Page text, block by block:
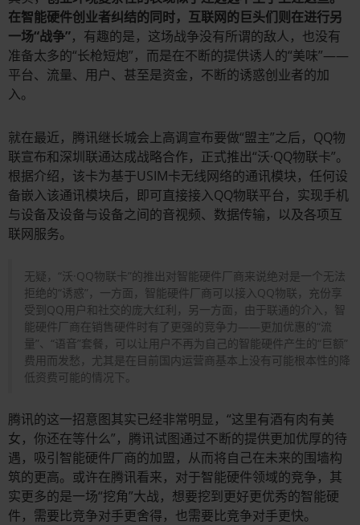
在智能硬件创业者纠结的同时，互联网的巨头们则在进行另
一场“战争”，有趣的是，这场战争没有所谓的敌人，也没有
准备太多的“长枪短炮”，而是在不断的提供诱人的“美味”——
平台、流量、用户、甚至是资金，不断的诱惑创业者的加
入。
就在最近，腾讯继长城会上高调宣布要做“盟主”之后，QQ物
联宣布和深圳联通达成战略合作，正式推出“沃·QQ物联卡”。
根据介绍，该卡为基于USIM卡无线网络的通讯模块，任何设
备嵌入该通讯模块后，即可直接接入QQ物联平台，实现手机
与设备及设备与设备之间的音视频、数据传输，以及各项互
联网服务。
无疑，“沃·QQ物联卡”的推出对智能硬件厂商来说绝对是一个无法
拒绝的“诱惑”，一方面，智能硬件厂商可以接入QQ物联，充份享
受到QQ用户和社交的庞大红利，另一方面，由于联通的介入，智
能硬件厂商在销售硬件时有了更强的竞争力——更加优惠的“流
量”、“语音”套餐，可以让用户不再为自己的智能硬件产生的“巨额”
费用而发愁，尤其是在目前国内运营商基本上没有可能根本性的降
低资费可能的情况下。
腾讯的这一招意图其实已经非常明显，“这里有酒有肉有美
女，你还在等什么”，腾讯试图通过不断的提供更加优厚的待
遇，吸引智能硬件厂商的加盟，从而将自己在未来的围墙构
筑的更高。或许在腾讯看来，对于智能硬件领域的竞争，其
实更多的是一场“挖角”大战，想要挖到更好更优秀的智能硬
件，需要比竞争对手更舍得，也需要比竞争对手更快。